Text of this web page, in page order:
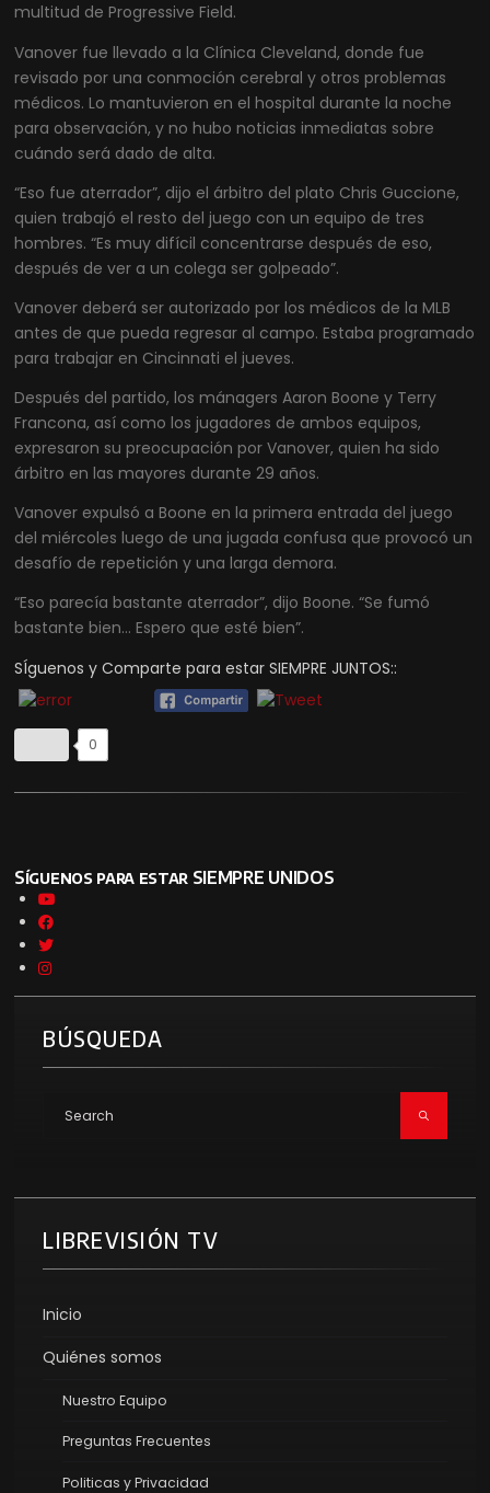
multitud de Progressive Field.
Vanover fue llevado a la Clínica Cleveland, donde fue
revisado por una conmoción cerebral y otros problemas
médicos. Lo mantuvieron en el hospital durante la noche
para observación, y no hubo noticias inmediatas sobre
cuándo será dado de alta.
“Eso fue aterrador”, dijo el árbitro del plato Chris Guccione,
quien trabajó el resto del juego con un equipo de tres
hombres. “Es muy difícil concentrarse después de eso,
después de ver a un colega ser golpeado”.
Vanover deberá ser autorizado por los médicos de la MLB
antes de que pueda regresar al campo. Estaba programado
para trabajar en Cincinnati el jueves.
Después del partido, los mánagers Aaron Boone y Terry
Francona, así como los jugadores de ambos equipos,
expresaron su preocupación por Vanover, quien ha sido
árbitro en las mayores durante 29 años.
Vanover expulsó a Boone en la primera entrada del juego
del miércoles luego de una jugada confusa que provocó un
desafío de repetición y una larga demora.
“Eso parecía bastante aterrador”, dijo Boone. “Se fumó
bastante bien… Espero que esté bien”.
SÍguenos y Comparte para estar SIEMPRE JUNTOS::
0
Síguenos para estar SIEMPRE UNIDOS
BÚSQUEDA
LIBREVISIÓN TV
Inicio
Quiénes somos
Nuestro Equipo
Preguntas Frecuentes
Politicas y Privacidad